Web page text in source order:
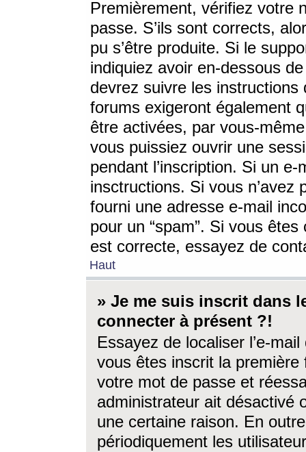
Premièrement, vérifiez votre
passe. S’ils sont corrects,
pu s’être produite. Si le
indiquiez avoir en-dessous
devrez suivre les
forums exigeront également
être activées, par vous-
vous puissiez ouvrir une
pendant l’inscription. Si un
insctructions. Si vous n’avez
fourni une adresse e-mail
pour un “spam”. Si vous
est correcte, essayez de
Haut
» Je me suis inscrit dans
connecter à présent ?!
Essayez de localiser l’e-
vous êtes inscrit la première
votre mot de passe et
administrateur ait désactivé
une certaine raison. En
périodiquement les